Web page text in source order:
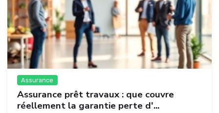
Assurance
Assurance prêt travaux : que couvre
réellement la garantie perte d'...